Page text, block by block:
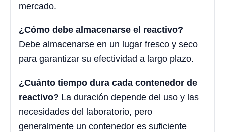
mercado.
¿Cómo debe almacenarse el reactivo?
Debe almacenarse en un lugar fresco y seco
para garantizar su efectividad a largo plazo.
¿Cuánto tiempo dura cada contenedor de
reactivo? La duración depende del uso y las
necesidades del laboratorio, pero
generalmente un contenedor es suficiente